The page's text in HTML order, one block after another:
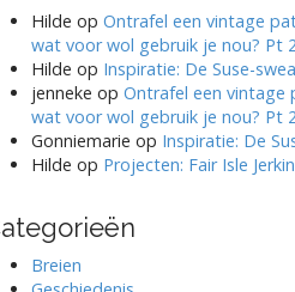
Hilde op Ontrafel een vintage
wat voor wol gebruik je nou? Pt
Hilde op Inspiratie: De Suse-
jenneke op Ontrafel een vintage
wat voor wol gebruik je nou? Pt
Gonniemarie op Inspiratie: De
Hilde op Projecten: Fair Isle Jerkin
Breien